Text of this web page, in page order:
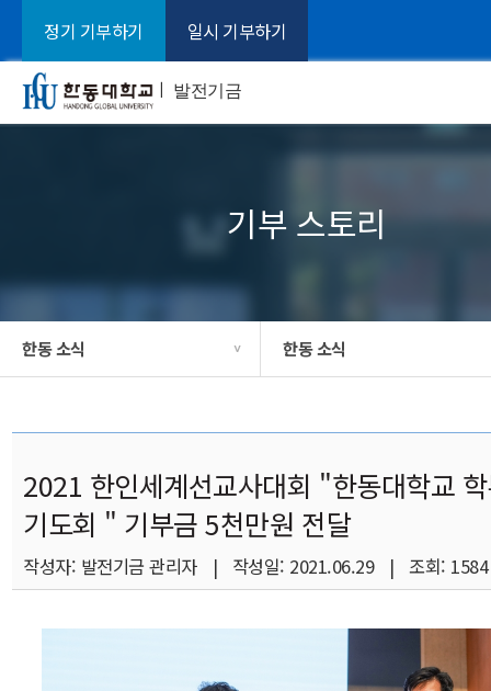
정기 기부하기 일시 기부하기
ㅣ 발전기금
기부 스토리
한동 소식 > 한동 소식
2021 한인세계선교사대회 "한동대학교
기도회 " 기부금 5천만원 전달
작성자: 발전기금 관리자 | 작성일: 2021.06.29 | 조회: 1584